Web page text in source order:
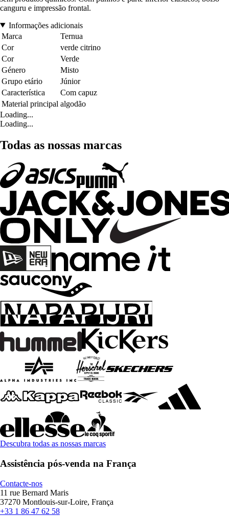
canguru e impressão frontal.
Informações adicionais
Marca
Ternua
Cor
verde citrino
Cor
Verde
Género
Misto
Grupo etário
Júnior
Característica
Com capuz
Material principal algodão
Loading...
Loading...
Todas as nossas marcas
Descubra todas as nossas marcas
Assistência pós-venda na França
Contacte-nos
11 rue Bernard Maris
37270 Montlouis-sur-Loire, França
+33 1 86 47 62 58